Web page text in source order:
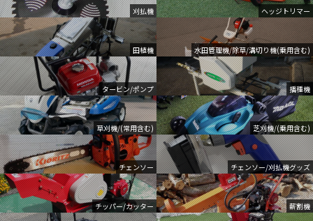
刈払機 ヘッジトリマー
田植機 水田管理機/除草/溝切り機(乗用含む)
タービン/ポンプ 播種機
草刈機/(常用含む) 芝刈機/(乗用含む)
チェンソー チェンソー/刈払機グッズ
チッパー/カッター 薪割機